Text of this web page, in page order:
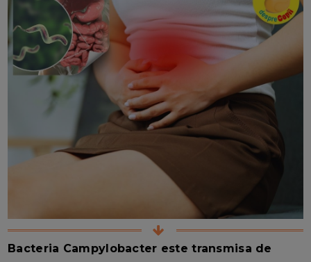
Bacteria Campylobacter este transmisa de